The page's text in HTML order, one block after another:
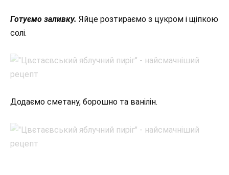
Готуємо заливку. Яйце розтираємо з цукром і щіпкою
солі.
Додаємо сметану, борошно та ванілін.